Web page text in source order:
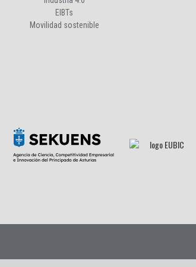
EIBTs
Movilidad sostenible